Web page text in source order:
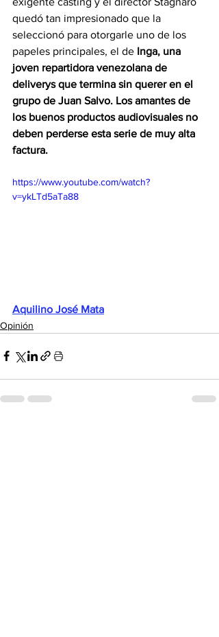
quedó tan impresionado que la
seleccionó para otorgarle uno de los
papeles principales, el de Inga, una
joven repartidora venezolana de
deliverys que termina sin querer en el
grupo de Juan Salvo. Los amantes de
los buenos productos audiovisuales no
deben perderse esta serie de muy alta
factura.
https://www.youtube.com/watch?
v=ykLTd5aTa88
Aquilino José Mata
Opinión